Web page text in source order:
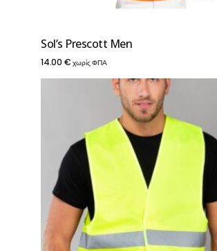
Sol’s Prescott Men
14.00 € χωρίς ΦΠΑ